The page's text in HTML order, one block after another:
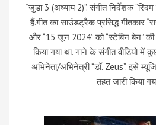
“जुडा 3 (अध्याय 2)”. संगीत निर्देशक
हैं.गीत का साउंडट्रैक प्रसिद्ध गीतकार
और “15 जून 2024” को “स्टेबिन बेन”
किया गया था. गाने के संगीत वीडियो में
अभिनेता/अभिनेत्री “डॉ. Zeus”. इसे
तहत जारी किया